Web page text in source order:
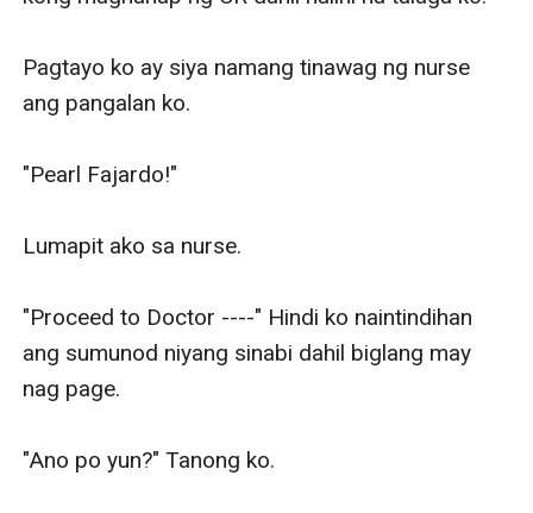
Pagtayo ko ay siya namang tinawag ng nurse
ang pangalan ko.
"Pearl Fajardo!"
Lumapit ako sa nurse.
"Proceed to Doctor ----" Hindi ko naintindihan
ang sumunod niyang sinabi dahil biglang may
nag page.
"Ano po yun?" Tanong ko.